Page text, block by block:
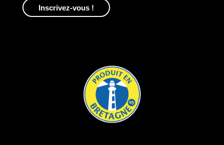
Inscrivez-vous !